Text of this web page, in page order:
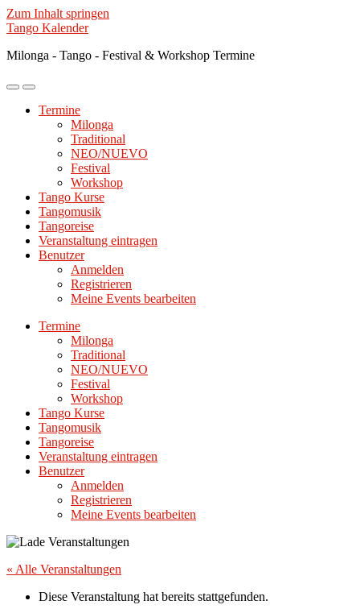
Zum Inhalt springen
Tango Kalender
Milonga - Tango - Festival & Workshop Termine
Mobile-
ein-/ausblenden
Suchfeld
ein-/ausblenden
Termine
Milonga
Traditional
NEO/NUEVO
Festival
Workshop
Tango Kurse
Tangomusik
Tangoreise
Veranstaltung eintragen
Benutzer
Anmelden
Registrieren
Meine Events bearbeiten
Termine
Milonga
Traditional
NEO/NUEVO
Festival
Workshop
Tango Kurse
Tangomusik
Tangoreise
Veranstaltung eintragen
Benutzer
Anmelden
Registrieren
Meine Events bearbeiten
« Alle Veranstaltungen
Diese Veranstaltung hat bereits stattgefunden.